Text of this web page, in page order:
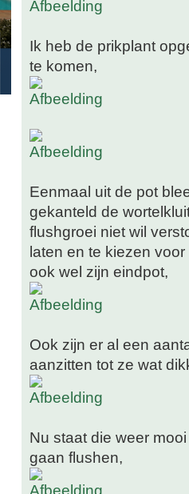
Ik heb de prikplant
te komen,
Eenmaal uit de pot
gekanteld de
flushgroei niet wil
laten en te kiezen
ook wel zijn eindpot,
Ook zijn er al een
aanzitten tot ze wat
Nu staat die weer
gaan flushen,